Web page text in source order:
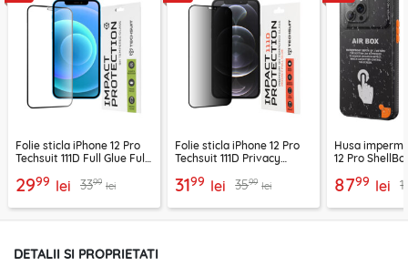
Folie sticla iPhone 12 Pro
Techsuit 111D Full Glue Full
2999 lei 3399 lei
Folie sticla iPhone 12 Pro
Techsuit 111D Privacy
3199 lei 3599 lei
Husa
12 Pro
8799 lei
DETALII SI PROPRIETATI